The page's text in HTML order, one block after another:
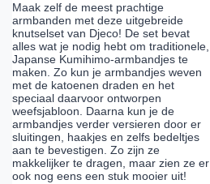
Maak zelf de meest prachtige
armbanden met deze uitgebreide
knutselset van Djeco! De set bevat
alles wat je nodig hebt om traditionele,
Japanse Kumihimo-armbandjes te
maken. Zo kun je armbandjes weven
met de katoenen draden en het
speciaal daarvoor ontworpen
weefsjabloon. Daarna kun je de
armbandjes verder versieren door er
sluitingen, haakjes en zelfs bedeltjes
aan te bevestigen. Zo zijn ze
makkelijker te dragen, maar zien ze er
ook nog eens een stuk mooier uit!